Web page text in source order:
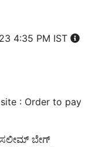
4:35 PM IST
: Order to pay
ಸಲೀಮ್ ಬೇಗ್